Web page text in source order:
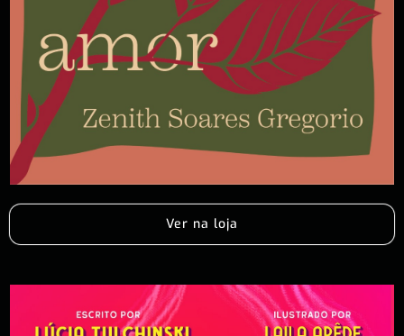
Ver na loja